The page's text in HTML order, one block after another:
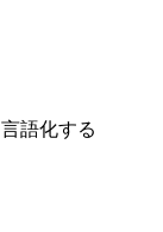
言語化する